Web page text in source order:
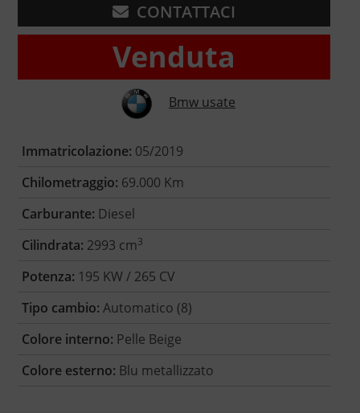
CONTATTACI
Venduta
Bmw usate
Immatricolazione: 05/2019
Chilometraggio: 69.000 Km
Carburante: Diesel
Cilindrata: 2993 cm3
Potenza: 195 KW / 265 CV
Tipo cambio: Automatico (8)
Colore interno: Pelle Beige
Colore esterno: Blu metallizzato